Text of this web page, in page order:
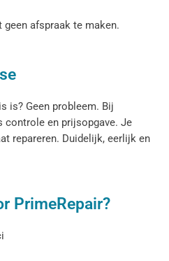
afspraak te maken.
is? Geen probleem. Bij
controle en prijsopgave. Je
repareren. Duidelijk, eerlijk en
PrimeRepair?